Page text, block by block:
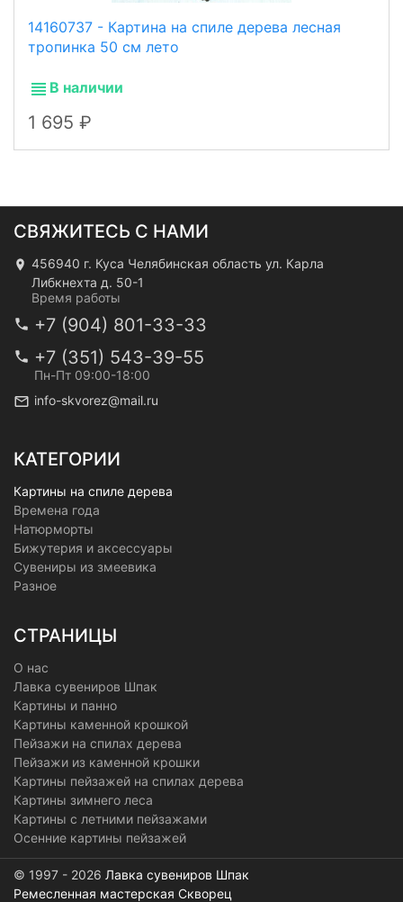
14160737 - Картина на спиле дерева лесная
тропинка 50 см лето
В наличии
1 695
СВЯЖИТЕСЬ С НАМИ
456940 г. Куса Челябинская область ул. Карла
Либкнехта д. 50-1
Время работы
+7 (904) 801-33-33
+7 (351) 543-39-55
Пн-Пт 09:00-18:00
info-skvorez@mail.ru
КАТЕГОРИИ
Картины на спиле дерева
Времена года
Натюрморты
Бижутерия и аксессуары
Сувениры из змеевика
Разное
СТРАНИЦЫ
О нас
Лавка сувениров Шпак
Картины и панно
Картины каменной крошкой
Пейзажи на спилах дерева
Пейзажи из каменной крошки
Картины пейзажей на спилах дерева
Картины зимнего леса
Картины с летними пейзажами
Осенние картины пейзажей
© 1997 - 2026 Лавка сувениров Шпак
Ремесленная мастерская Скворец